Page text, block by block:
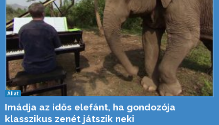
Állat
Imádja az idős elefánt, ha gondozója
klasszikus zenét játszik neki